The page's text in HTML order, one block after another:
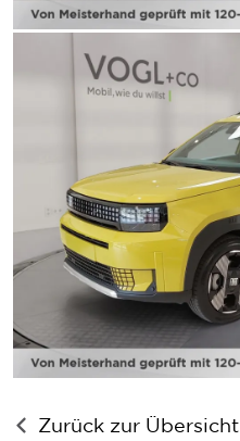
Zurück zur Übersicht